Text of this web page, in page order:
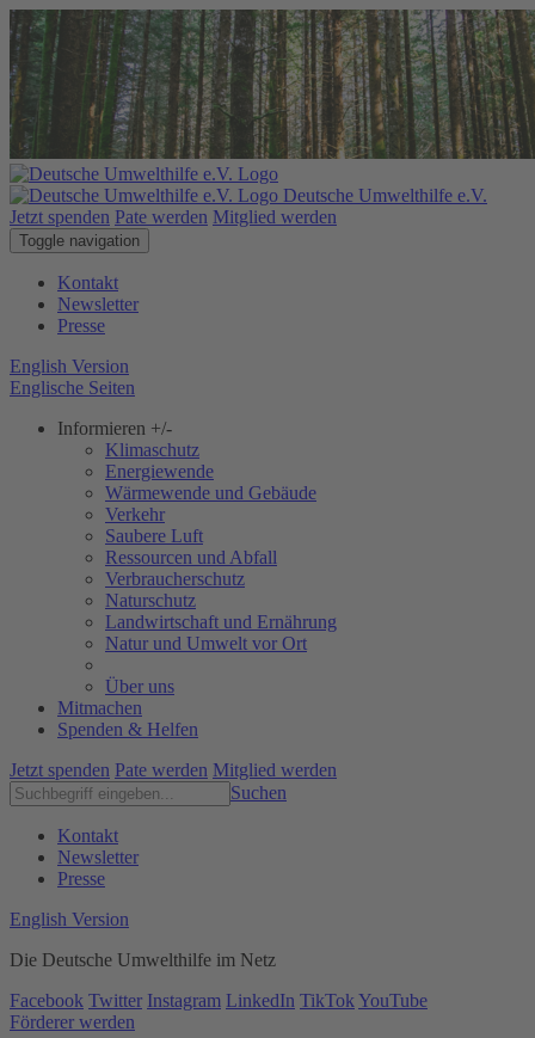
Deutsche Umwelthilfe e.V.
Jetzt spenden Pate werden Mitglied werden
Toggle navigation
Kontakt
Newsletter
Presse
English Version
Englische Seiten
Informieren +/-
Klimaschutz
Energiewende
Wärmewende und Gebäude
Verkehr
Saubere Luft
Ressourcen und Abfall
Verbraucherschutz
Naturschutz
Landwirtschaft und Ernährung
Natur und Umwelt vor Ort
Über uns
Mitmachen
Spenden & Helfen
Jetzt spenden Pate werden Mitglied werden
Suchen
Kontakt
Newsletter
Presse
English Version
Die Deutsche Umwelthilfe im Netz
Facebook Twitter Instagram LinkedIn TikTok YouTube
Förderer werden